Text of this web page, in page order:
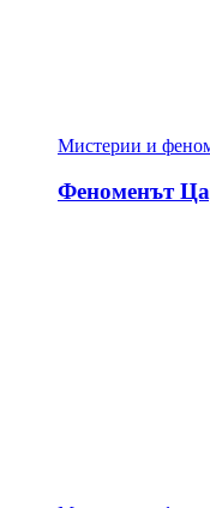
Мистерии и
Феноменът